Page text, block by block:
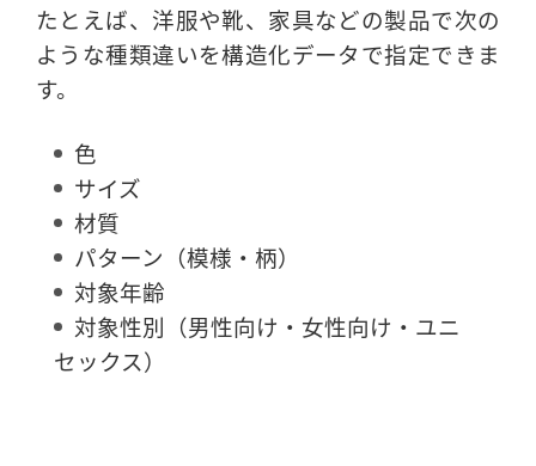
たとえば、洋服や靴、家具などの製品で次の
ような種類違いを構造化データで指定できま
す。
色
サイズ
材質
パターン（模様・柄）
対象年齢
対象性別（男性向け・女性向け・ユニ
セックス）